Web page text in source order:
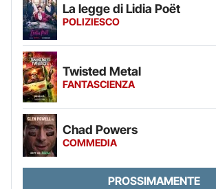
La legge di Lidia Poët
POLIZIESCO
Twisted Metal
FANTASCIENZA
Chad Powers
COMMEDIA
PROSSIMAMENTE